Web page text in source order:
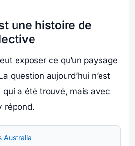
une histoire de
exposer ce qu’un paysage
question aujourd’hui n’est
qui a été trouvé, mais avec
répond.
Australia